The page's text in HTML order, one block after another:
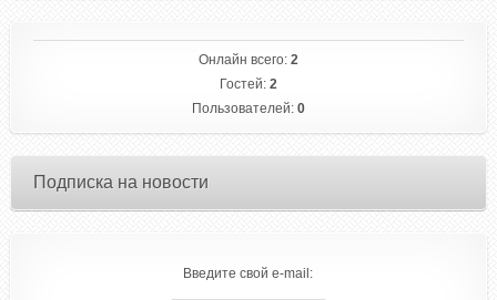
Онлайн всего: 2
Гостей: 2
Пользователей: 0
Подписка на новости
Введите свой e-mail: